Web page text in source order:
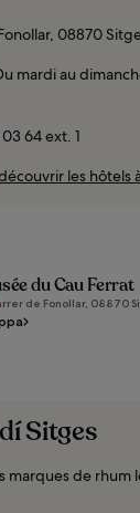
08870
mardi au
64 ext. 1
les hôtels
du Cau Ferrat
de Fonollar, 08870
Sitges
marques de rhum